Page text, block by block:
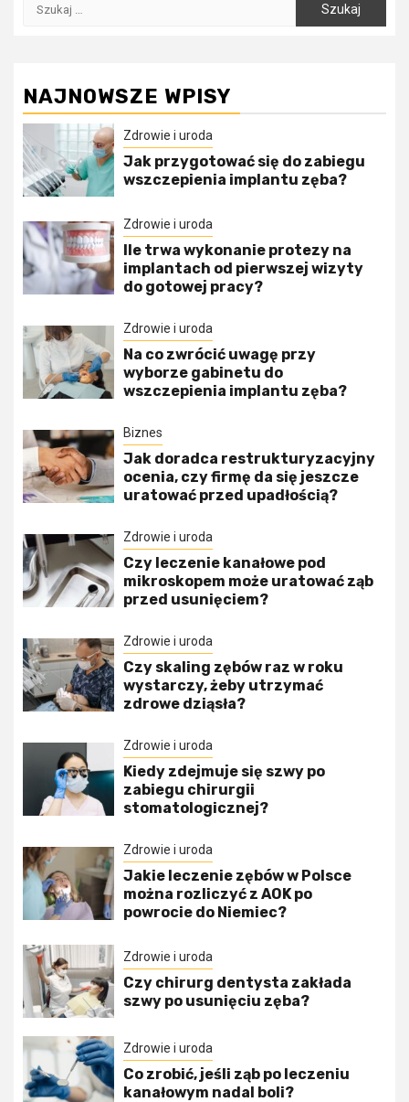
NAJNOWSZE WPISY
Zdrowie i uroda
Jak przygotować się do zabiegu
wszczepienia implantu zęba?
Zdrowie i uroda
Ile trwa wykonanie protezy na
implantach od pierwszej wizyty
do gotowej pracy?
Zdrowie i uroda
Na co zwrócić uwagę przy
wyborze gabinetu do
wszczepienia implantu zęba?
Biznes
Jak doradca restrukturyzacyjny
ocenia, czy firmę da się jeszcze
uratować przed upadłością?
Zdrowie i uroda
Czy leczenie kanałowe pod
mikroskopem może uratować ząb
przed usunięciem?
Zdrowie i uroda
Czy skaling zębów raz w roku
wystarczy, żeby utrzymać
zdrowe dziąsła?
Zdrowie i uroda
Kiedy zdejmuje się szwy po
zabiegu chirurgii
stomatologicznej?
Zdrowie i uroda
Jakie leczenie zębów w Polsce
można rozliczyć z AOK po
powrocie do Niemiec?
Zdrowie i uroda
Czy chirurg dentysta zakłada
szwy po usunięciu zęba?
Zdrowie i uroda
Co zrobić, jeśli ząb po leczeniu
kanałowym nadal boli?